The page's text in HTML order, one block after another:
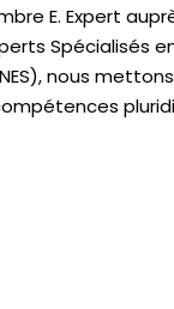
E. Expert
Spécialisés
nous